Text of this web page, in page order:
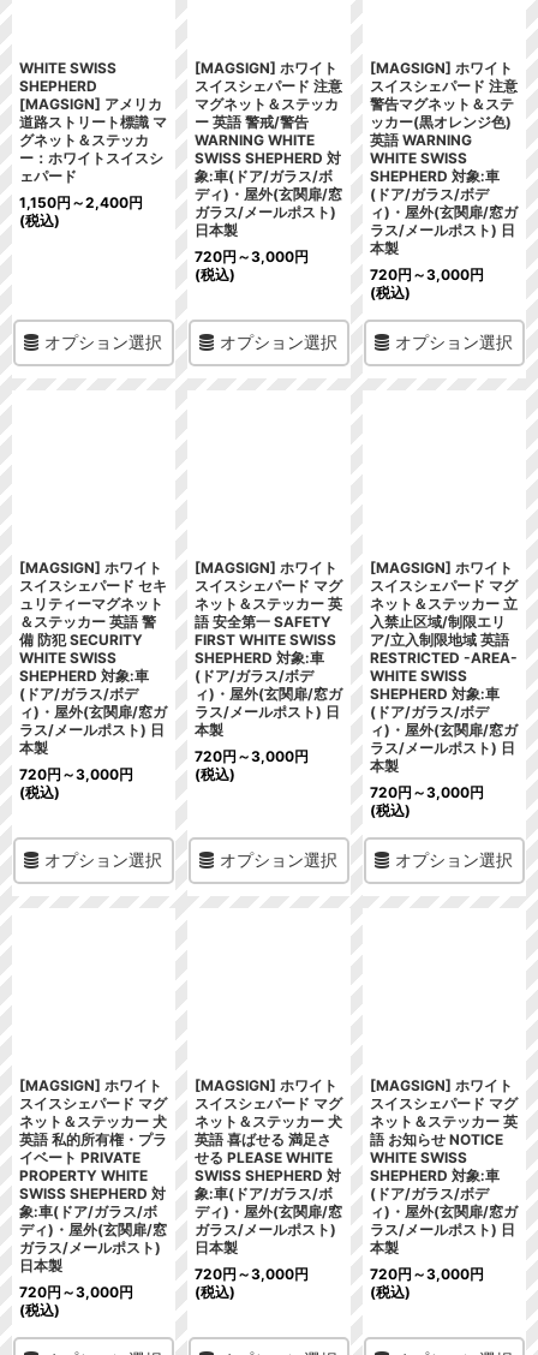
WHITE SWISS
SHEPHERD
[MAGSIGN] アメリカ
道路ストリート標識 マ
グネット＆ステッカ
ー：ホワイトスイスシ
ェパード
1,150円 ～2,400円
(税込)
オプション選択
[MAGSIGN] ホワイト
スイスシェパード 注意
マグネット＆ステッカ
ー 英語 警戒/警告
WARNING WHITE
SWISS SHEPHERD 対
象:車(ドア/ガラス/ボ
ディ)・屋外(玄関扉/窓
ガラス/メールポスト)
日本製
720円 ～3,000円
(税込)
オプション選択
[MAGSIGN] ホワイト
スイスシェパード 注意
警告マグネット＆ステ
ッカー(黒オレンジ色)
英語 WARNING
WHITE SWISS
SHEPHERD 対象:車
(ドア/ガラス/ボデ
ィ)・屋外(玄関扉/窓ガ
ラス/メールポスト) 日
本製
720円 ～3,000円
(税込)
オプション選択
[MAGSIGN] ホワイト
スイスシェパード セキ
ュリティーマグネット
＆ステッカー 英語 警
備 防犯 SECURITY
WHITE SWISS
SHEPHERD 対象:車
(ドア/ガラス/ボデ
ィ)・屋外(玄関扉/窓ガ
ラス/メールポスト) 日
本製
720円 ～3,000円
(税込)
オプション選択
[MAGSIGN] ホワイト
スイスシェパード マグ
ネット＆ステッカー 英
語 安全第一 SAFETY
FIRST WHITE SWISS
SHEPHERD 対象:車
(ドア/ガラス/ボデ
ィ)・屋外(玄関扉/窓ガ
ラス/メールポスト) 日
本製
720円 ～3,000円
(税込)
オプション選択
[MAGSIGN] ホワイト
スイスシェパード マグ
ネット＆ステッカー 立
入禁止区域/制限エリ
ア/立入制限地域 英語
RESTRICTED -AREA-
WHITE SWISS
SHEPHERD 対象:車
(ドア/ガラス/ボデ
ィ)・屋外(玄関扉/窓ガ
ラス/メールポスト) 日
本製
720円 ～3,000円
(税込)
オプション選択
[MAGSIGN] ホワイト
スイスシェパード マグ
ネット＆ステッカー 犬
英語 私的所有権・プラ
イベート PRIVATE
PROPERTY WHITE
SWISS SHEPHERD 対
象:車(ドア/ガラス/ボ
ディ)・屋外(玄関扉/窓
ガラス/メールポスト)
日本製
720円 ～3,000円
(税込)
[MAGSIGN] ホワイト
スイスシェパード マグ
ネット＆ステッカー 犬
英語 喜ばせる 満足さ
せる PLEASE WHITE
SWISS SHEPHERD 対
象:車(ドア/ガラス/ボ
ディ)・屋外(玄関扉/窓
ガラス/メールポスト)
日本製
720円 ～3,000円
(税込)
[MAGSIGN] ホワイト
スイスシェパード マグ
ネット＆ステッカー 英
語 お知らせ NOTICE
WHITE SWISS
SHEPHERD 対象:車
(ドア/ガラス/ボデ
ィ)・屋外(玄関扉/窓ガ
ラス/メールポスト) 日
本製
720円 ～3,000円
(税込)